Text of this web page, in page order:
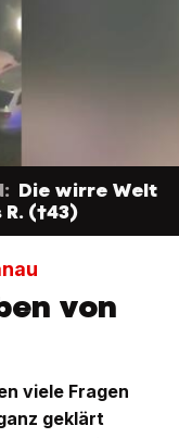
Die wirre Welt
(†43)
von
viele Fragen
geklärt